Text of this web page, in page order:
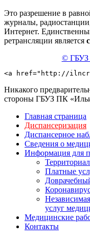
Это разрешение в
журналы,
Интернет.
ретрансляции является
© ГБУЗ
<a href="http://
Никакого
стороны ГБУЗ ПК
Главная страница
Диспансеризация
Диспансерное
Сведения о
Информация для
Платные
услуг
Медицинские
Контакты